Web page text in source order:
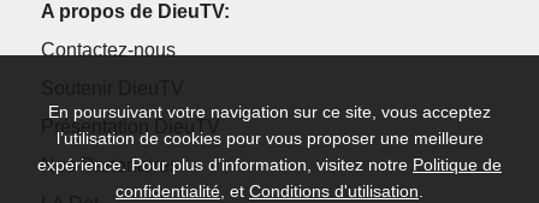
A propos de DieuTV:
Contactez-nous
Présentation DieuTV
Nos Partenaires
En poursuivant votre navigation sur ce site, vous acceptez
l’utilisation de cookies pour vous proposer une meilleure
expérience. Pour plus d’information, visitez notre Politique de
confidentialité , et Conditions d'utilisation